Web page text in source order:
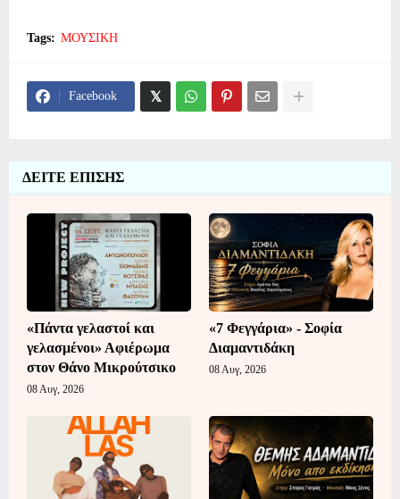
Tags: ΜΟΥΣΙΚΗ
Facebook
ΔΕΙΤΕ ΕΠΙΣΗΣ
«Πάντα γελαστοί και
γελασμένοι» Αφιέρωμα
στον Θάνο Μικρούτσικο
08 Αυγ, 2026
«7 Φεγγάρια» - Σοφία
Διαμαντιδάκη
08 Αυγ, 2026